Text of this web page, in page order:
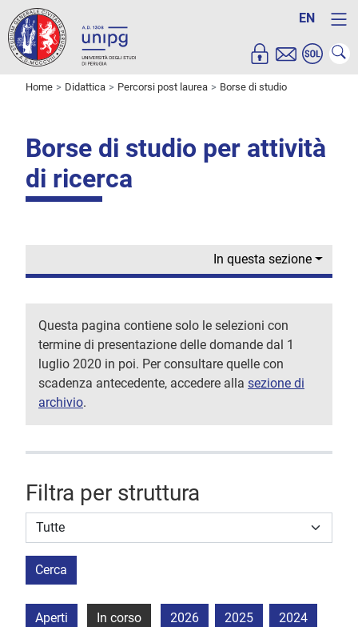
EN
Home Didattica Percorsi post laurea Borse di studio
Borse di studio per attività
di ricerca
In questa sezione
Questa pagina contiene solo le selezioni con
termine di presentazione delle domande dal 1
luglio 2020 in poi. Per consultare quelle con
scadenza antecedente, accedere alla sezione di
archivio.
Filtra per struttura
Struttura stipulante
Cerca
Aperti In corso 2026 2025 2024